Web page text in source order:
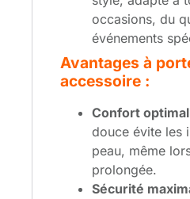
occasions, du
événements
Avantages à
accessoire :
Confort
douce évite les
peau, même
prolongée.
Sécurité